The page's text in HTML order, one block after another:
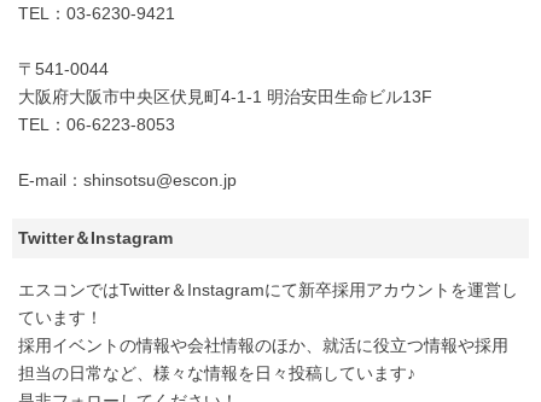
TEL：03-6230-9421
〒541-0044
大阪府大阪市中央区伏見町4-1-1 明治安田生命ビル13F
TEL：06-6223-8053
E-mail：shinsotsu@escon.jp
Twitter＆Instagram
エスコンではTwitter＆Instagramにて新卒採用アカウントを運営し
ています！
採用イベントの情報や会社情報のほか、就活に役立つ情報や採用
担当の日常など、様々な情報を日々投稿しています♪